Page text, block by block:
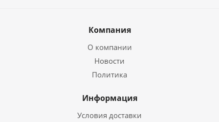
Компания
О компании
Новости
Политика
Информация
Условия доставки